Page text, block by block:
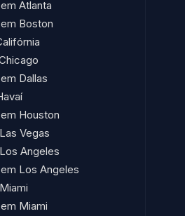
Atlanta
Boston
Dallas
Houston
Vegas
Angeles
Los Angeles
Miami